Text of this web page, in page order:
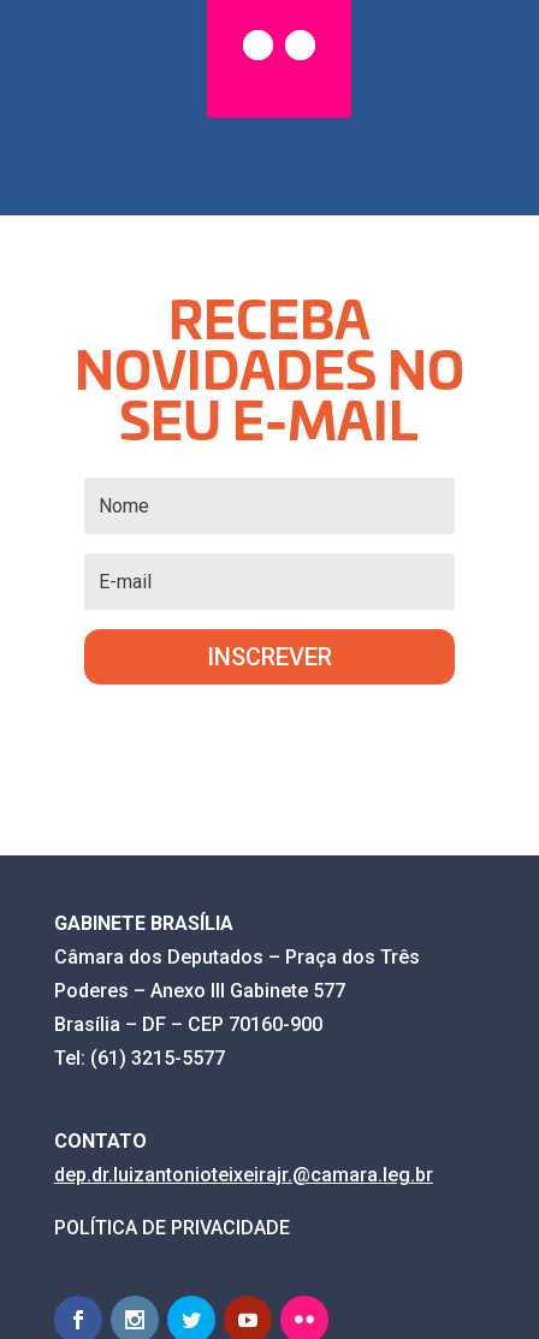
RECEBA
NOVIDADES NO
SEU E-MAIL
INSCREVER
GABINETE BRASÍLIA
Câmara dos Deputados – Praça dos Três
Poderes – Anexo III Gabinete 577
Brasília – DF – CEP 70160-900
Tel: (61) 3215-5577
CONTATO
dep.dr.luizantonioteixeirajr.@camara.leg.br
POLÍTICA DE PRIVACIDADE